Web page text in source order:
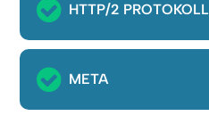
HTTP/2 PROTOKOLL
META